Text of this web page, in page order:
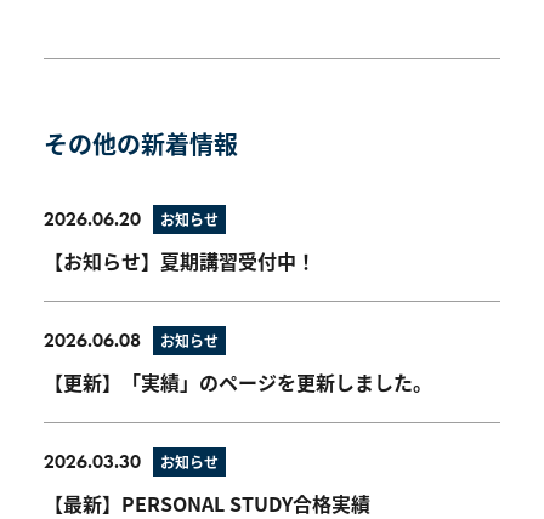
その他の新着情報
2026.06.20 お知らせ
【お知らせ】夏期講習受付中！
2026.06.08 お知らせ
【更新】「実績」のページを更新しました。
2026.03.30 お知らせ
【最新】PERSONAL STUDY合格実績